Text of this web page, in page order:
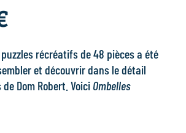
récréatifs de 48 pièces a été
et découvrir dans le détail
Dom Robert. Voici Ombelles